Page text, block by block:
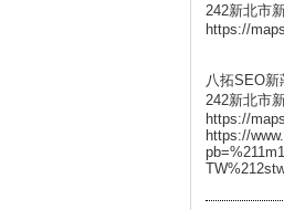
242新北市
https://
八拓SEO新
242新北市
https://
https://